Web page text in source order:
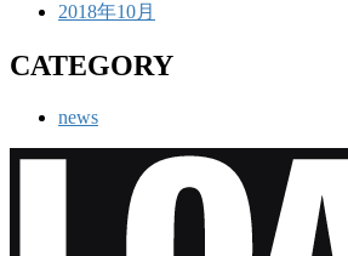
2018年10月
CATEGORY
news